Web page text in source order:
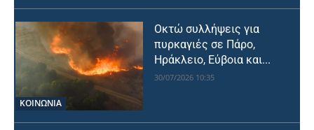
ΚΟΙΝΩΝΙΑ
Οκτώ συλλήψεις για
πυρκαγιές σε Πάρο,
Ηράκλειο, Εύβοια και...
30/07/2026 10:35